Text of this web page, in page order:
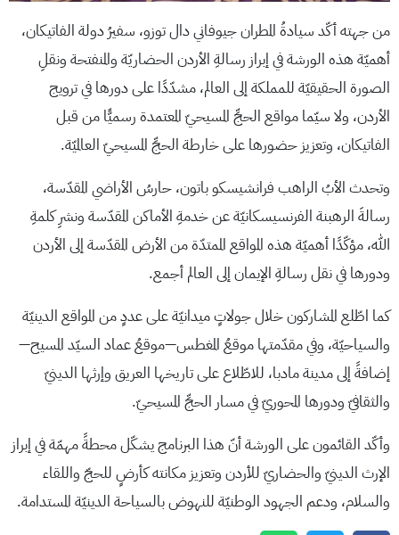
من جهته أكّد سيادةُ المطران جيوفاني دال توزو، سفيرُ دولة الفاتيكان،
أهميّة هذه الورشة في إبراز رسالةِ الأردن الحضاريّة والمنفتحة ونقلِ
الصورة الحقيقيّة للمملكة إلى العالم، مشدّدًا على دورها في ترويج
الأردن، ولا سيّما مواقع الحجِّ المسيحيّ المعتمدة رسميًّا من قبل
الفاتيكان، وتعزيز حضورها على خارطة الحجِّ المسيحيّ العالميّة.
وتحدث الأبُ الراهب فرانشيسكو باتون، حارسُ الأراضي المقدّسة،
رسالةَ الرهبنة الفرنسيسكانيّة عن خدمةِ الأماكن المقدّسة ونشرِ كلمةِ
الله، مؤكّدًا أهميّة هذه المواقع الممتدّة من الأرض المقدّسة إلى الأردن
ودورها في نقل رسالةِ الإيمان إلى العالم أجمع.
كما اطّلع المشاركون خلال جولاتٍ ميدانيّة على عددٍ من المواقع الدينيّة
والسياحيّة، وفي مقدّمتها موقعُ المغطس—موقعُ عماد السيّد المسيح—
إضافةً إلى مدينة مادبا، للاطّلاع على تاريخها العريق وإرثها الدينيّ
والثقافيّ ودورها المحوريّ في مسار الحجِّ المسيحيّ.
وأكّد القائمون على الورشة أنّ هذا البرنامج يشكّل محطةً مهمّة في إبراز
الإرث الدينيّ والحضاريّ للأردن وتعزيز مكانته كأرضٍ للحجّ واللقاء
والسلام، ودعم الجهود الوطنيّة للنهوض بالسياحة الدينيّة المستدامة.